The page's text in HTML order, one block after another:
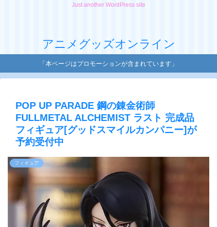
Just another WordPress site
アニメグッズオンライン
「本ページはプロモーションが含まれています」
POP UP PARADE 鋼の錬金術師
FULLMETAL ALCHEMIST ラスト 完成品
フィギュア[グッドスマイルカンパニー]が
予約受付中
フィギュア